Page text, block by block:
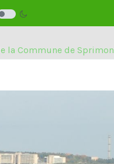
la Commune de